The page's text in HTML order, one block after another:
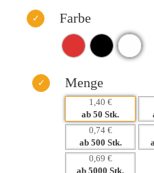
Warum dieses Produkt Ihre
– Hohe Wiedererkennung
– Nachhaltigkeit verbessert
– Individuelle
– Emotionale Verbindung
Farbe
Menge
1,40 €
ab 50 Stk.
0,74 €
ab 500 Stk.
0,69 €
ab 5000 Stk.